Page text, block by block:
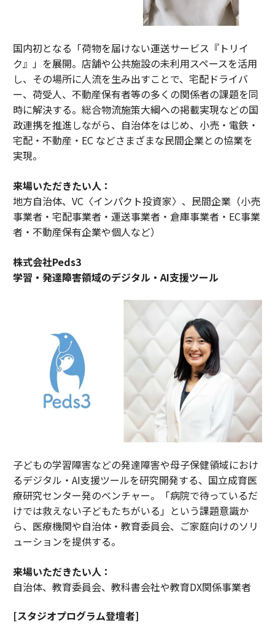
国内初となる「荷物を届けない運送サービス『トリイ
ク』」を展開。店舗や公共施設の未利用スペースを活用
し、その場所に人流を生み出すことで、宅配ドライバ
ー、荷受人、不動産保有者等の多くの関係者の課題を同
時に解決する。総合物流施策大綱への掲載実現などの国
政連携を推進しながら、自治体をはじめ、小売・電鉄・
宅配・不動産・EC などさまざまな民間企業との協業を
実現。
来場いただきたい人：
地方自治体、VC〈インパクト投資家〉、民間企業（小売
事業者・宅配事業者・運送事業者・倉庫事業者・EC事業
者・不動産保有企業や個人など）
株式会社Peds3
学習・発達障害領域のデジタル・AI支援ツール
子どもの学習障害などの発達障害や母子保健領域におけ
るデジタル・AI支援ツールを研究開発する、国立成育医
療研究センター発のベンチャー。「病院で待っているだ
けでは救えない子どもたちがいる」という課題意識か
ら、医療機関や自治体・教育委員会、ご家庭向けのソリ
ューションを提供する。
来場いただきたい人：
自治体、教育委員会、教科書会社や教育DX関係事業者
[スタジオプログラム登壇者]